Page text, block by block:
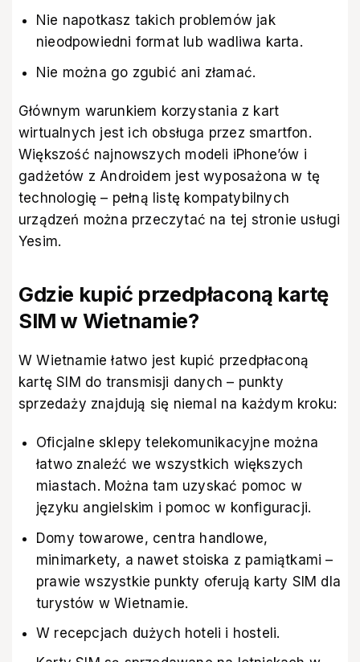
Nie napotkasz takich problemów jak
nieodpowiedni format lub wadliwa karta.
Nie można go zgubić ani złamać.
Głównym warunkiem korzystania z kart
wirtualnych jest ich obsługa przez smartfon.
Większość najnowszych modeli iPhone’ów i
gadżetów z Androidem jest wyposażona w tę
technologię – pełną listę kompatybilnych
urządzeń można przeczytać na tej stronie usługi
Yesim.
Gdzie kupić przedpłaconą kartę
SIM w Wietnamie?
W Wietnamie łatwo jest kupić przedpłaconą
kartę SIM do transmisji danych – punkty
sprzedaży znajdują się niemal na każdym kroku:
Oficjalne sklepy telekomunikacyjne można
łatwo znaleźć we wszystkich większych
miastach. Można tam uzyskać pomoc w
języku angielskim i pomoc w konfiguracji.
Domy towarowe, centra handlowe,
minimarkety, a nawet stoiska z pamiątkami –
prawie wszystkie punkty oferują karty SIM dla
turystów w Wietnamie.
W recepcjach dużych hoteli i hosteli.